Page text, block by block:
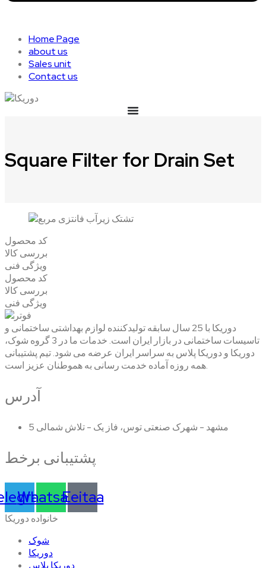
Home Page
about us
Sales unit
Contact us
Square Filter for Drain Set
کد محصول
بررسی کالا
ویژگی فنی
کد محصول
بررسی کالا
ویژگی فنی
دوریکا با 25 سال سابقه تولیدکننده لوازم بهداشتی ساختمانی و
تاسیسات ساختمانی در بازار ایران است. خدمات ما در 3 گروه شوک،
دوریکا و دوریکا پلاس به سراسر ایران عرضه می شود. تیم پشتیبانی
همه روزه آماده خدمت رسانی به هموطنان عزیز است.
آدرس
مشهد - شهرک صنعتی توس، فاز یک - تلاش شمالی 5
پشتیبانی برخط
Whatsapp
Eeitaa
خانواده دوریکا
شوک
دوریکا
دوریکا پلاس